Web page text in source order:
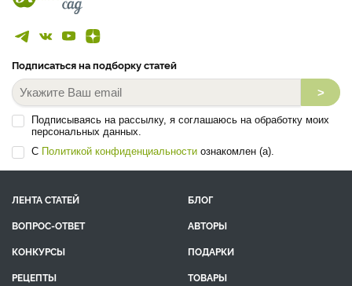
Подписаться на подборку статей
>
Подписываясь на рассылку, я соглашаюсь на обработку моих
персональных данных.
С Политикой конфиденциальности ознакомлен (а).
ЛЕНТА СТАТЕЙ
БЛОГ
ВОПРОС-ОТВЕТ
АВТОРЫ
КОНКУРСЫ
ПОДАРКИ
РЕЦЕПТЫ
ТОВАРЫ